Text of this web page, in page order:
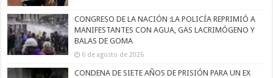
CONGRESO DE LA NACIÓN :LA POLICÍA REPRIMIÓ A
MANIFESTANTES CON AGUA, GAS LACRIMÓGENO Y
BALAS DE GOMA
6 de agosto de 2026
CONDENA DE SIETE AÑOS DE PRISIÓN PARA UN EX